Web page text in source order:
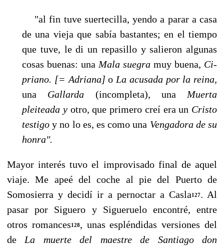
"al fin tuve suertecilla, yendo a parar a casa
de una vieja que sabía bastantes; en el tiempo
que tuve, le di un repasillo y salieron algunas
cosas buenas: una Mala suegra muy buena, Ci­
priano. [= Adriana]o La acusada por la reina,
una Gallarda (incompleta), una Muerta
pleiteada y otro, que primero creí era un Cristo
testigoy no lo es, es como una Vengadora de su
honra".
Mayor interés tuvo el improvisado final de aquel
viaje. Me apeé del coche al pie del Puerto de
Somosierra y decidí ir a pernoctar a Casla127. Al
pasar por Siguero y Sigueruelo encontré, en­tre
otros romances128, unas espléndidas versiones del
de La muerte del maestre de Santiago don